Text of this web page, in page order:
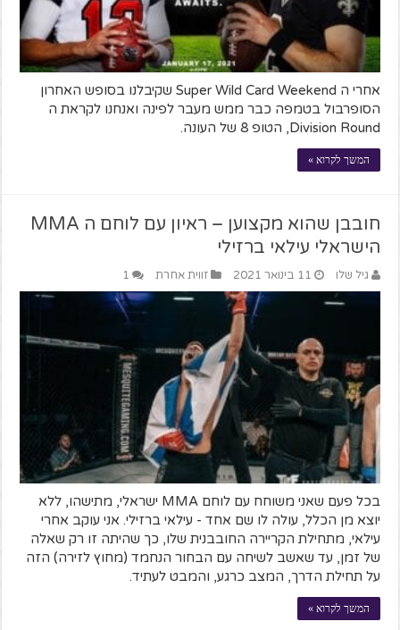
אחרי ה Super Wild Card Weekend שקיבלנו בסופש האחרון
הסופרבול בטמפה כבר ממש מעבר לפינה ואנחנו לקראת ה
Division Round, הטופ 8 של העונה.
המשך לקרוא »
חובבן שהוא מקצוען – ראיון עם לוחם ה MMA
הישראלי עילאי ברזילי
גיל שלו 11 בינואר 2021 זווית אחרת 1
בכל פעם שאני משוחח עם לוחם MMA ישראלי, מתישהו, ללא
יוצא מן הכלל, עולה לו שם אחד - עילאי ברזילי. אני עוקב אחרי
עילאי, מתחילת הקריירה החובבנית שלו, כך שהיתה זו רק שאלה
של זמן, עד שאשב לשיחה עם הבחור הנחמד (מחוץ לזירה) הזה
על תחילת הדרך, המצב כרגע, והמבט לעתיד.
המשך לקרוא »